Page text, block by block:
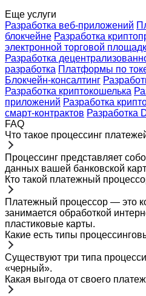
Еще услуги
Разработка веб-приложений
блокчейне Разработка
электронной торговой
Разработка
разработка Платформы по
Блокчейн-консалтинг
Разработка криптокошелька
приложений Разработка
смарт-контрактов Разработка
FAQ
Что такое процессинг
Процессинг представляет
данных вашей банковской
Кто такой платежный
Платежный процессор — это
занимается обработкой
пластиковые карты.
Какие есть типы
Существуют три типа
«черный».
Какая выгода от своего